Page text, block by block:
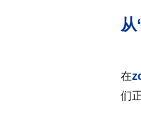
在
们